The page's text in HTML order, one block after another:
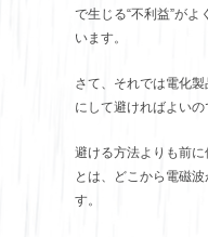
で生じる“不利益”が
います。
さて、それでは電化
にして避ければよいの
避ける方法よりも前
とは、どこから電磁
す。